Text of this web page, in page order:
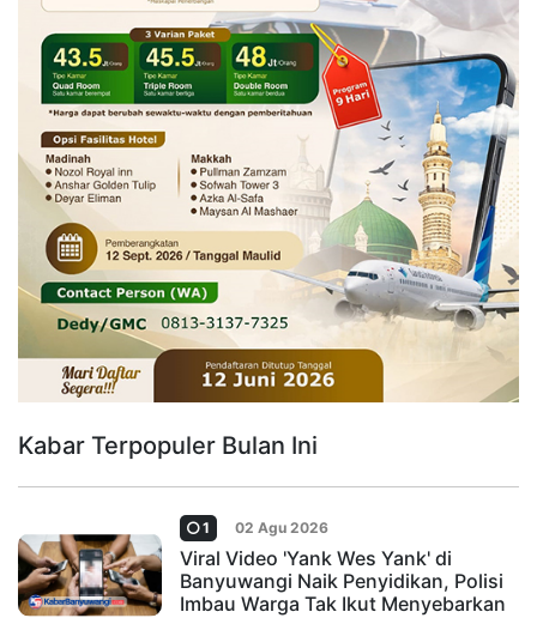
Kabar Terpopuler Bulan Ini
1 02 Agu 2026
Viral Video 'Yank Wes Yank' di
Banyuwangi Naik Penyidikan, Polisi
Imbau Warga Tak Ikut Menyebarkan